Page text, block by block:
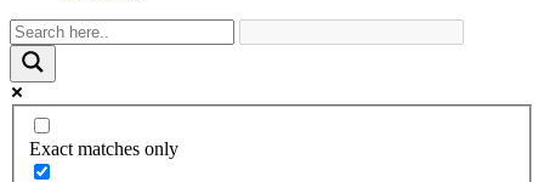
Exact matches only